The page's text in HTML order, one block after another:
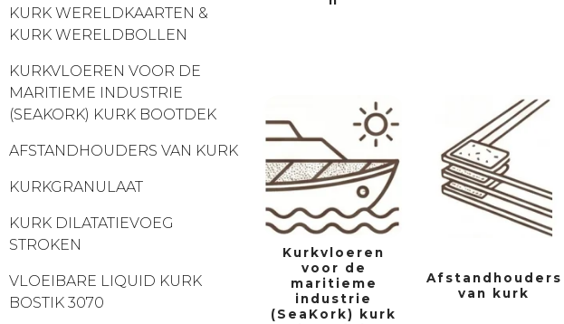
KURK WERELDKAARTEN &
KURK WERELDBOLLEN
KURKVLOEREN VOOR DE
MARITIEME INDUSTRIE
(SEAKORK) KURK BOOTDEK
AFSTANDHOUDERS VAN KURK
KURKGRANULAAT
KURK DILATATIEVOEG
STROKEN
VLOEIBARE LIQUID KURK
BOSTIK 3070
Kurkvloeren
voor de
maritieme
industrie
(SeaKork) kurk
Afstandhouders
van kurk